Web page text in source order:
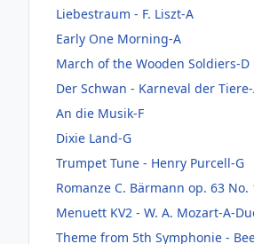
Liebestraum - F. Liszt-A
Early One Morning-A
March of the Wooden Soldiers-D
Der Schwan - Karneval der
An die Musik-F
Dixie Land-G
Trumpet Tune - Henry Purcell-G
Romanze C. Bärmann op. 63 No.
Menuett KV2 - W. A. Mozart-A-
Theme from 5th Symphonie -